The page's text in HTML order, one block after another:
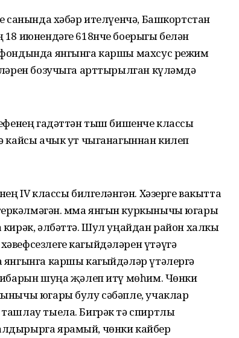
санында хәбәр ителүенчә, Башкортстан
июнендәге 618нче боерыгы белән
янгынга каршы махсус режим
бозучыга арттырылган күләмдә
гадәттән тыш бишенче классы
кайсы ачык ут чыганагыннан килеп
IV классы билгеләнгән. Хәзерге вакытта
Әмма янгын куркынычы югары
әлбәттә. Шул уңайдан район халкы
кагыйдәләрен үтәүгә
каршы кагыйдәләр үтәлергә
шуңа җәлеп итү мөһим. Чөнки
югары булу сәбәпле, учаклар
тыела. Бигрәк тә спиртлы
ярамый, чөнки кайбер